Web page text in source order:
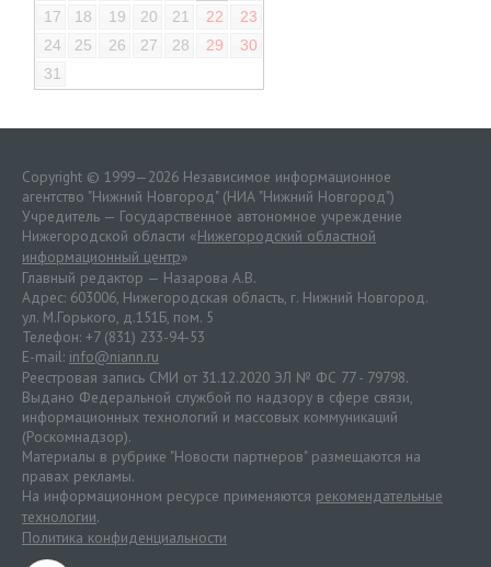
17
18 19 20 21 22
23
24
25 26 27 28 29
30
31
Copyright © 1999—2026 Независимое информационное
агентство "Нижний Новгород" (НИА "Нижний Новгород")
Учредитель — Государственное автономное учреждение
Нижегородской области «Нижегородский областной
информационный центр»
Главный редактор — Назарова А.В.
Адрес: 603006, Нижегородская область, г. Нижний Новгород.
ул. М.Горького, д.151Б, пом. 5
Телефон: +7 (831) 233-94-53
E-mail: info@niann.ru
Реестровая запись СМИ от 31.12.2020 ЭЛ № ФС 77 - 79798.
Выдано Федеральной службой по надзору в сфере связи,
информационных технологий и массовых коммуникаций
(Роскомнадзор).
Материалы в рубрике "Новости партнеров" размещаются на
правах рекламы.
На информационном ресурсе применяются рекомендательные
технологии.
Политика конфиденциальности